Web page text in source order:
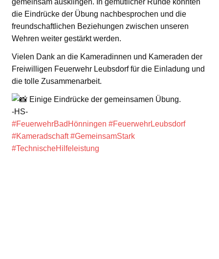
gemeinsam ausklingen. In gemütlicher Runde konnten
die Eindrücke der Übung nachbesprochen und die
freundschaftlichen Beziehungen zwischen unseren
Wehren weiter gestärkt werden.
Vielen Dank an die Kameradinnen und Kameraden der
Freiwilligen Feuerwehr Leubsdorf für die Einladung und
die tolle Zusammenarbeit.
Einige Eindrücke der gemeinsamen Übung.
-HS-
#FeuerwehrBadHönningen #FeuerwehrLeubsdorf
#Kameradschaft #GemeinsamStark
#TechnischeHilfeleistung